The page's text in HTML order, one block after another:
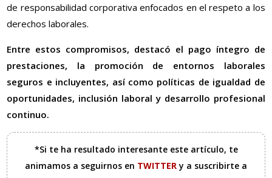
de responsabilidad corporativa enfocados en el respeto a los
derechos laborales.
Entre estos compromisos, destacó el pago íntegro de
prestaciones, la promoción de entornos laborales
seguros e incluyentes, así como políticas de igualdad de
oportunidades, inclusión laboral y desarrollo profesional
continuo.
*Si te ha resultado interesante este artículo, te
animamos a seguirnos en TWITTERy a suscribirte a